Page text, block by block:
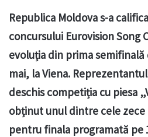
Republica Moldova s-a
concursului Eurovision Song
evoluția din prima semifinală
mai, la Viena.
deschis competiția cu piesa
obținut unul dintre cele
pentru finala programată pe